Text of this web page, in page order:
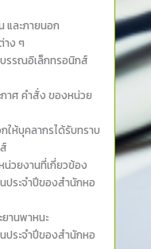
และภายนอก
าง ๆ
รรณอิเล็กทรอนิกส์
าศ คำสั่ง ของหน่วย
ให้บุคลากรได้รับทราบ
น่วยงานที่เกี่ยวข้อง
ประจำปีของสำนักหอ
านพาหนะ
ประจำปีของสำนักหอ